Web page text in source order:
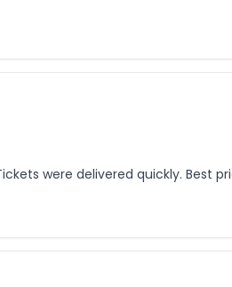
were delivered quickly. Best